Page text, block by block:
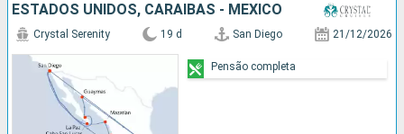
ESTADOS UNIDOS, CARAIBAS - MEXICO
Crystal Serenity 19 d San Diego 21/12/2026
Pensão completa